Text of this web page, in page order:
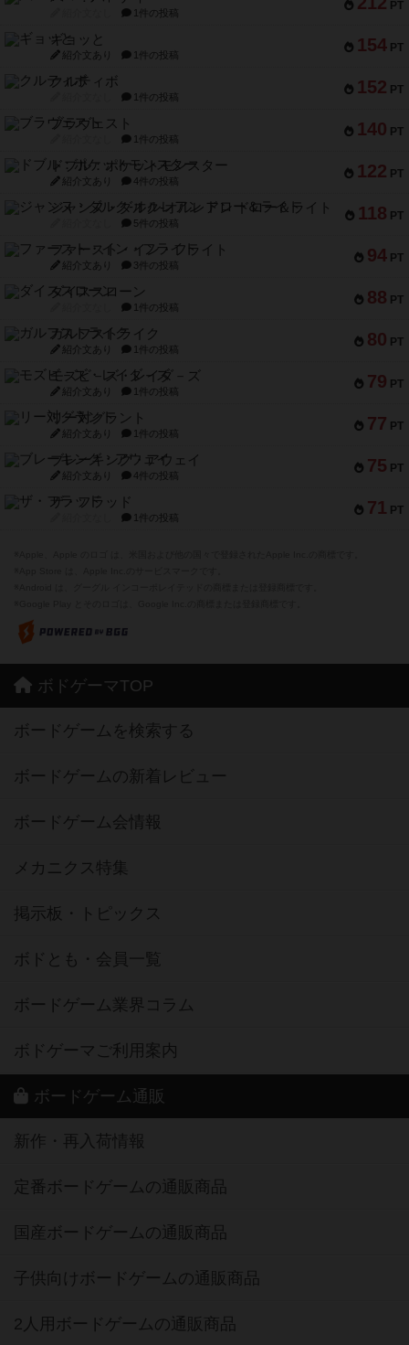
PT
1件の投稿
154 PT
ギョッと
紹介文あり 1件の投稿
152 PT
クルティボ
1件の投稿
140 PT
ブラヴェスト
1件の投稿
122 PT
ドブル：ポケットモンスター
紹介文あり 4件の投稿
118 PT
ジャンヌ・ダルク-オルレアン ドロー＆ライト
5件の投稿
94 PT
ファースト・イン・フライト
紹介文あり 3件の投稿
88 PT
ダイススローン
1件の投稿
80 PT
ガルフストライク
紹介文あり 1件の投稿
79 PT
モズビ－ズ・レイダ－ズ
紹介文あり 1件の投稿
77 PT
リー対グラント
紹介文あり 1件の投稿
75 PT
ブレーキング・アウェイ
紹介文あり 4件の投稿
71 PT
ザ・フラッド
1件の投稿
ボドゲーマTOP
ボードゲームを検索する
ボードゲームの新着レビュー
ボードゲーム会情報
メカニクス特集
掲示板・トピックス
ボドとも・会員一覧
ボードゲーム業界コラム
ボドゲーマご利用案内
ボードゲーム通販
新作・再入荷情報
定番ボードゲームの通販商品
国産ボードゲームの通販商品
子供向けボードゲームの通販商品
2人用ボードゲームの通販商品